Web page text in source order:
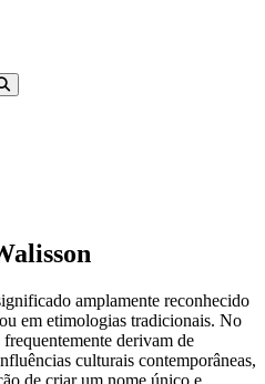
amplamente reconhecido
em etimologias tradicionais. No
derivam de
culturais contemporâneas,
de criar um nome único e